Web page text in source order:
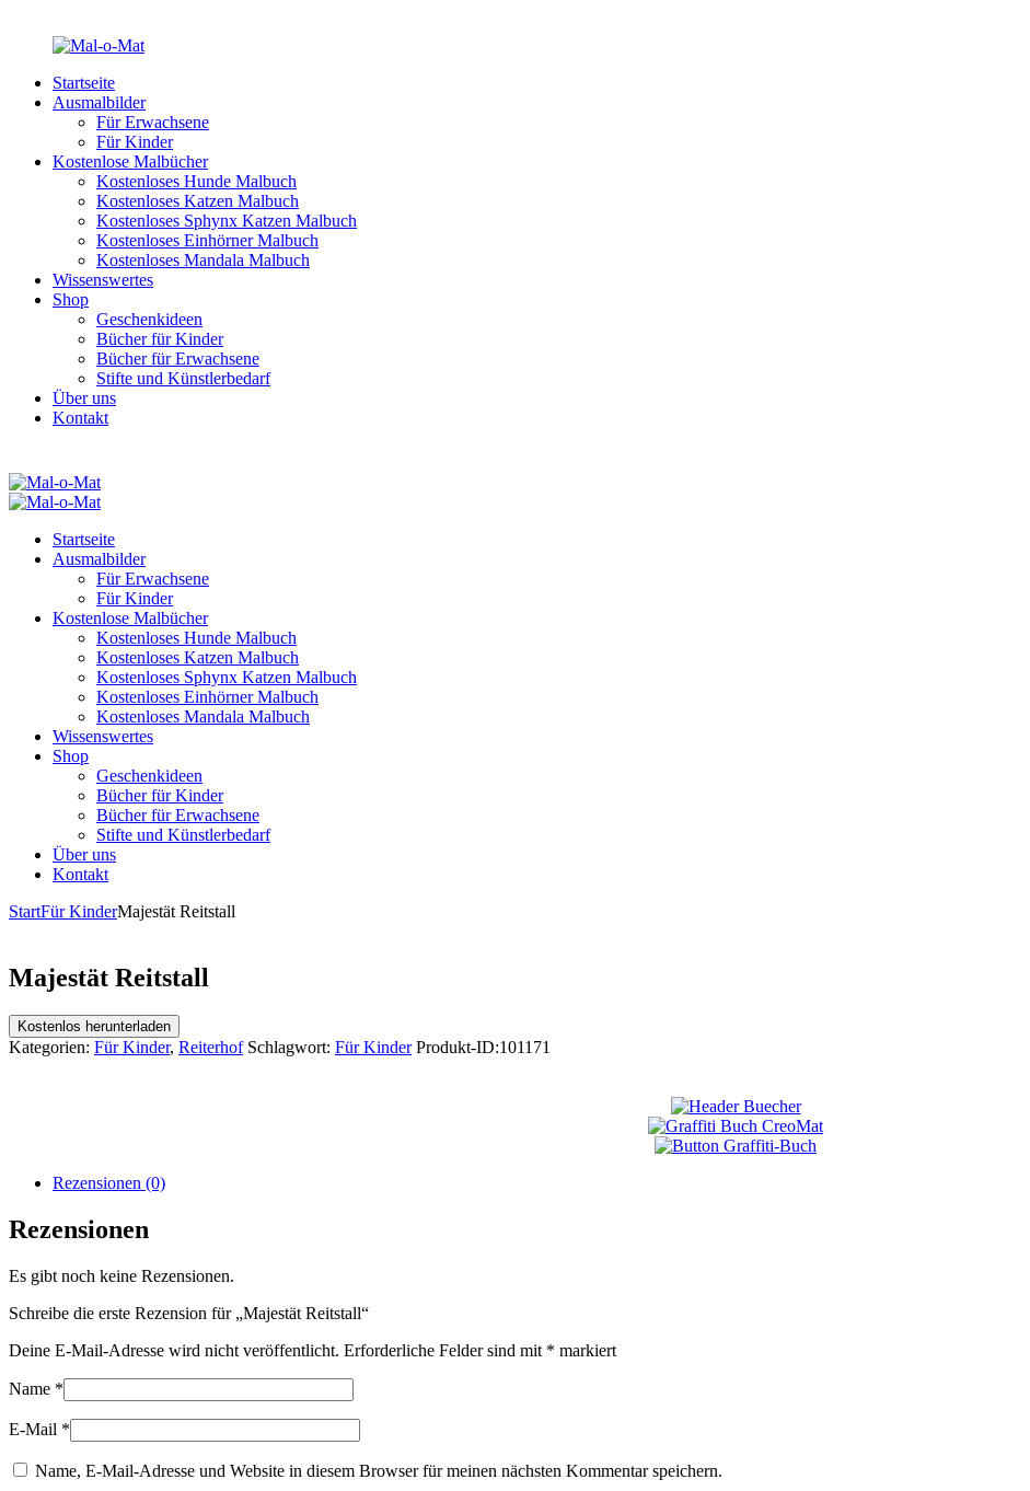
Startseite
Ausmalbilder
Für Erwachsene
Für Kinder
Kostenlose Malbücher
Kostenloses Hunde Malbuch
Kostenloses Katzen Malbuch
Kostenloses Sphynx Katzen Malbuch
Kostenloses Einhörner Malbuch
Kostenloses Mandala Malbuch
Wissenswertes
Shop
Geschenkideen
Bücher für Kinder
Bücher für Erwachsene
Stifte und Künstlerbedarf
Über uns
Kontakt
Startseite
Ausmalbilder
Für Erwachsene
Für Kinder
Kostenlose Malbücher
Kostenloses Hunde Malbuch
Kostenloses Katzen Malbuch
Kostenloses Sphynx Katzen Malbuch
Kostenloses Einhörner Malbuch
Kostenloses Mandala Malbuch
Wissenswertes
Shop
Geschenkideen
Bücher für Kinder
Bücher für Erwachsene
Stifte und Künstlerbedarf
Über uns
Kontakt
StartFür KinderMajestät Reitstall
Majestät Reitstall
Kostenlos herunterladen
Kategorien: Für Kinder, Reiterhof Schlagwort: Für Kinder Produkt-ID:101171
Rezensionen (0)
Rezensionen
Es gibt noch keine Rezensionen.
Schreibe die erste Rezension für „Majestät Reitstall“
Deine E-Mail-Adresse wird nicht veröffentlicht. Erforderliche Felder sind mit * markiert
Name *
E-Mail *
Name, E-Mail-Adresse und Website in diesem Browser für meinen nächsten Kommentar speichern.